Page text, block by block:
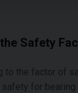
Safety
to the factor of
for